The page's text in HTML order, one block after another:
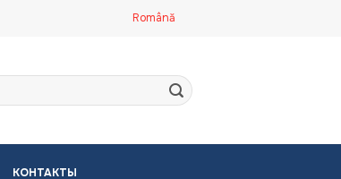
Română
КОНТАКТЫ